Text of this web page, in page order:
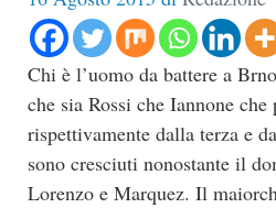
Chi è l’uomo da battere a
che sia Rossi che Iannone che
rispettivamente dalla terza e
sono cresciuti nonostante il
Lorenzo e Marquez. Il